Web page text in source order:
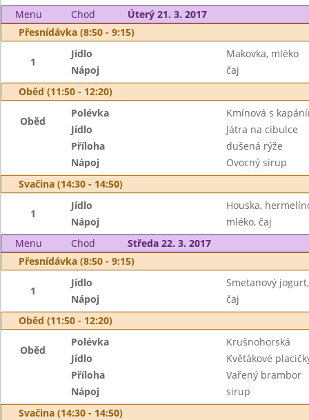
Menu
Chod
Úterý 21. 3. 2017
Přesnídávka (8:50 - 9:15)
1
Jídlo
Makovka, mléko
Nápoj
čaj
Oběd (11:50 - 12:20)
Oběd
Polévka
Kmínová s
Jídlo
Játra na cibulce
Příloha
dušená rýže
Nápoj
Ovocný sirup
Svačina (14:30 - 14:50)
1
Jídlo
Houska,
Nápoj
mléko, čaj
Menu
Chod
Středa 22. 3. 2017
Přesnídávka (8:50 - 9:15)
1
Jídlo
Smetanový
Nápoj
čaj
Oběd (11:50 - 12:20)
Oběd
Polévka
Krušnohorská
Jídlo
Květákové
Příloha
Vařený brambor
Nápoj
sirup
Svačina (14:30 - 14:50)